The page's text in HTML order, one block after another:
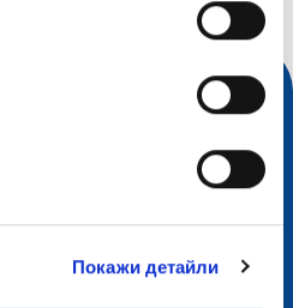
Покажи детайли